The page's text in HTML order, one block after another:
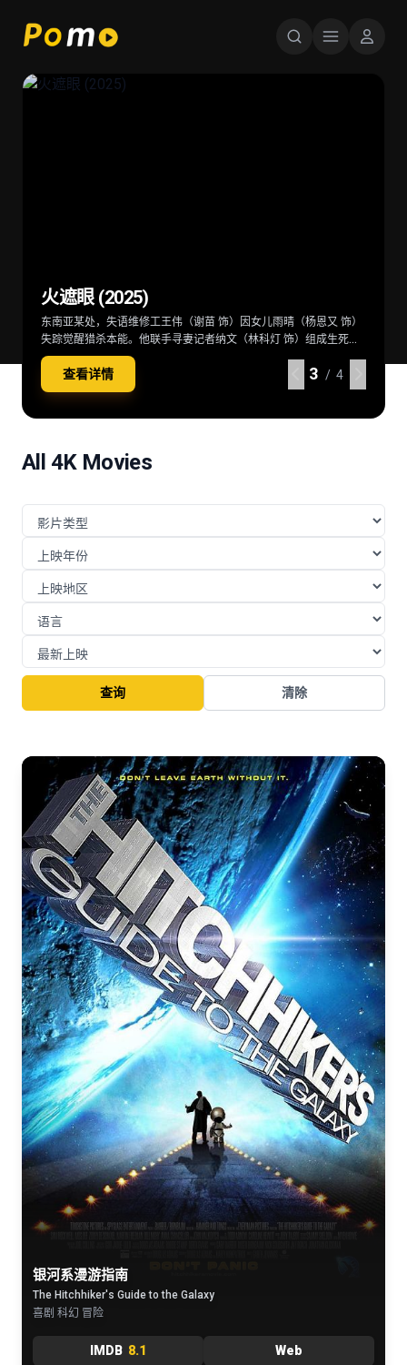
超级少女 Supergirl (2026)
当一位冷酷无情、突如其来的劲敌突袭家园，卡拉·佐-艾尔（米莉·
阿尔柯克 饰）——也就是“超级少女”——不得不与一位意想不到的同
伴结盟，横跨星际，踏上一段交织复仇与正义的壮阔征途。
查看详情 3 / 4
后室 Backrooms (2026)
深陷困境的克拉克（切瓦特·埃加福 饰）意外切入名为“后室”的神秘
空间，在这里一切物理规则崩塌，只有漫无边际的黄色房间，没有
终点也没有出路。心理医生玛丽（雷娜特·赖因斯夫 饰）为寻回克拉
克意外踏入此地，在这片异常空间中，随着心理防线的崩塌，未知
的恐惧与实体也在一步步向他们靠近
查看详情 3 / 4
火遮眼 (2025)
东南亚某处，失语维修工王伟（谢苗 饰）因女儿雨晴（杨恩又 饰）
失踪觉醒猎杀本能。他联手寻妻记者纳文（林科灯 饰）组成生死同
盟，在连番血战中死斗黑暗组织打手大块头（黎唯 饰）与嗜血杀手
阿德（雅彦·鲁伊安 饰）一众人等。怒火遮眼，鲜血开路，从血肉翻
飞的街头混战。
查看详情 3 / 4
The Mandalorian & Grogu (2026)
在秩序动荡的银河系，“最强奶爸”丁·贾伦（佩德罗·帕斯卡 饰）与
“银河系萌娃”古古这对非血缘父子并肩登场。冷峻坚毅的赏金猎人丁
·贾伦身披贝斯卡钢甲，凭悍勇战力屡屡从围堵中突围；看似弱小的
原力学徒古古，则总能在关键时刻爆发出惊人战力，为搭档化解危
机。他们一同执行关乎银河命运的绝密任务，直面远比以往更为凶
查看详情 3 / 4
All 4K Movies
查询 清除
银河系漫游指南
The Hitchhiker's Guide to the Galaxy
喜剧 科幻 冒险
IMDB 8.1 Web